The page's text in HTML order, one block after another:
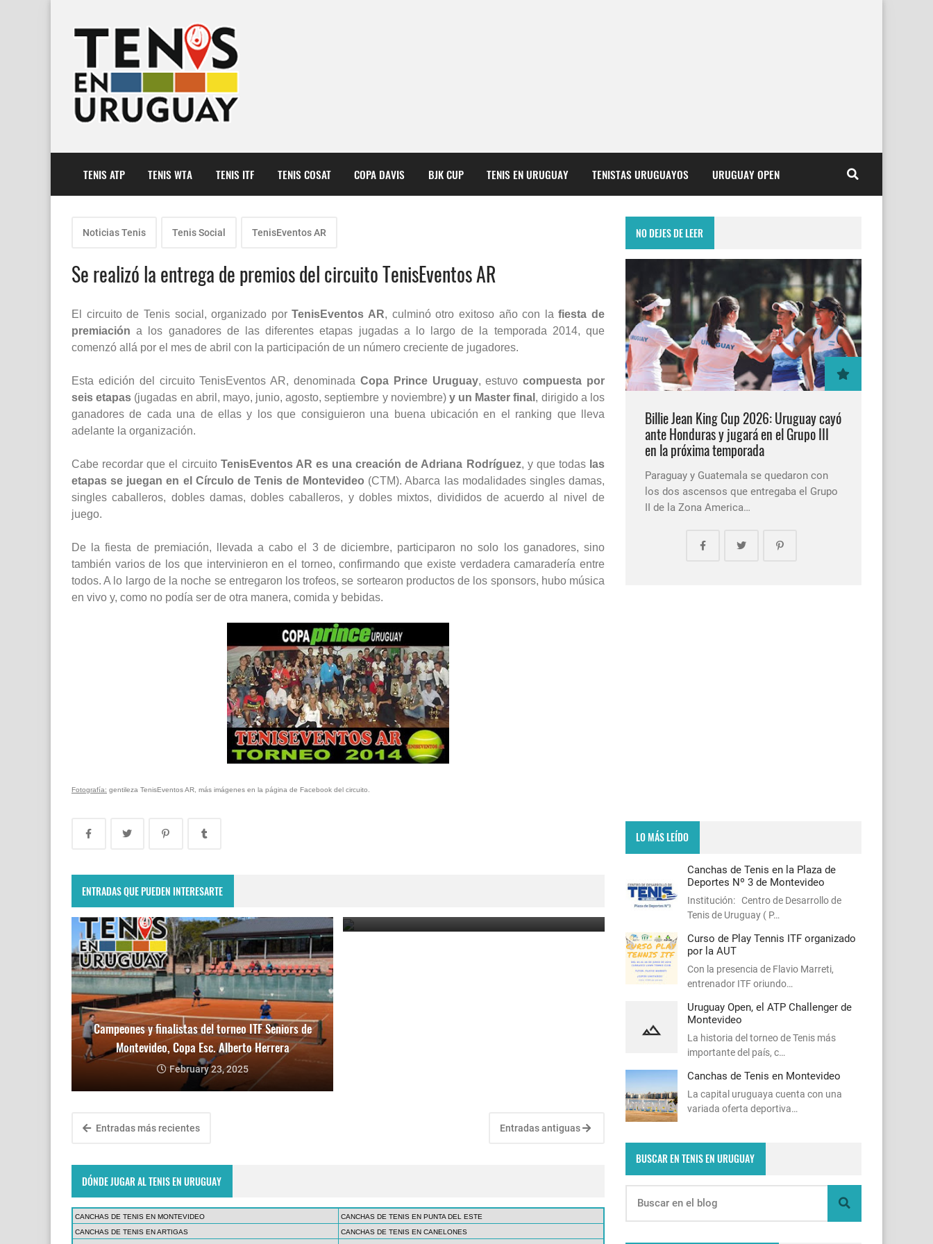
TENIS ATP TENIS WTA TENIS ITF TENIS COSAT COPA DAVIS BJK CUP TENIS EN URUGUAY TENISTAS URUGUAYOS URUGUAY OPEN
Noticias Tenis Tenis Social TenisEventos AR
Se realizó la entrega de premios del circuito TenisEventos AR
El circuito de Tenis social, organizado porTenisEventos AR, culminó otro exitoso año con lafiesta de
premiación a los ganadores de las diferentes etapas jugadas a lo largo de la temporada 2014, que
comenzó allá por el mes de abril con la participación de un número creciente de jugadores.
Esta edición del circuito TenisEventos AR, denominada Copa Prince Uruguay, estuvocompuesta por
seis etapas (jugadas en abril, mayo, junio, agosto, septiembre y noviembre) y un Master final , dirigido a los
ganadores de cada una de ellas y los que consiguieron una buena ubicación en el ranking que lleva
adelante la organización.
Cabe recordar que el circuito TenisEventos AR es una creación de Adriana Rodríguez, y que todas las
etapas se juegan en el Círculo de Tenis de Montevideo (CTM). Abarca las modalidades singles damas,
singles caballeros, dobles damas, dobles caballeros, y dobles mixtos, divididos de acuerdo al nivel de
juego.
De la fiesta de premiación, llevada a cabo el 3 de diciembre, participaron no solo los ganadores, sino
también varios de los que intervinieron en el torneo, confirmando que existe verdadera camaradería entre
todos. A lo largo de la noche se entregaron los trofeos, se sortearon productos de los sponsors, hubo música
en vivo y, como no podía ser de otra manera, comida y bebidas.
Fotografía: gentileza TenisEventos AR, más imágenes en la página de Facebook del circuito.
ENTRADAS QUE PUEDEN INTERESARTE
Campeones y finalistas del torneo ITF Seniors de
Montevideo, Copa Esc. Alberto Herrera
February 23, 2025
Entradas más recientes Entradas antiguas
DÓNDE JUGAR AL TENIS EN URUGUAY
CANCHAS DE TENIS EN MONTEVIDEO
CANCHAS DE TENIS EN PUNTA DEL ESTE
CANCHAS DE TENIS EN ARTIGAS
CANCHAS DE TENIS EN CANELONES
NO DEJES DE LEER
Billie Jean King Cup 2026: Uruguay cayó
ante Honduras y jugará en el Grupo III
en la próxima temporada
Paraguay y Guatemala se quedaron con
los dos ascensos que entregaba el Grupo
II de la Zona America…
LO MÁS LEÍDO
Canchas de Tenis en la Plaza de
Deportes Nº 3 de Montevideo
Institución: Centro de Desarrollo de
Tenis de Uruguay ( P…
Curso de Play Tennis ITF organizado
por la AUT
Con la presencia de Flavio Marreti,
entrenador ITF oriundo…
Uruguay Open, el ATP Challenger de
Montevideo
La historia del torneo de Tenis más
importante del país, c…
Canchas de Tenis en Montevideo
La capital uruguaya cuenta con una
variada oferta deportiva…
BUSCAR EN TENIS EN URUGUAY